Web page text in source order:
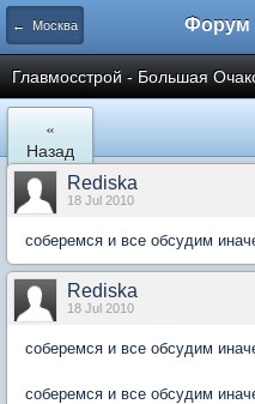
← Москва
Главмосстрой - Большая
«
Назад
Rediska
18 Jul 2010
соберемся и все обсудим
Rediska
18 Jul 2010
соберемся и все обсудим
соберемся и все обсудим